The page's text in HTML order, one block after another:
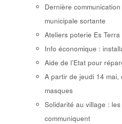
Dernière communication
municipale sortante
Ateliers poterie Es Terra
Info économique :
Aide de l’Etat pour
A partir de jeudi 14 mai,
masques
Solidarité au village :
communiquent